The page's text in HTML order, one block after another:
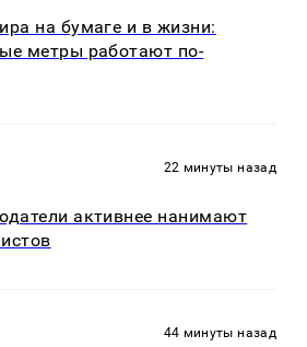
на бумаге и в жизни:
метры работают по-
22 минуты назад
активнее нанимают
44 минуты назад